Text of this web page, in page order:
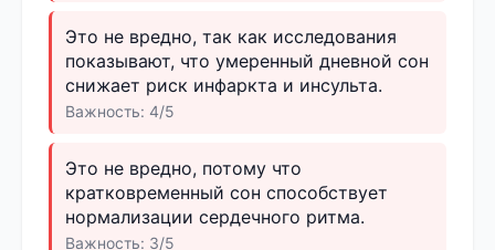
Это не вредно, так как исследования
показывают, что умеренный дневной сон
снижает риск инфаркта и инсульта.
Важность: 4/5
Это не вредно, потому что
кратковременный сон способствует
нормализации сердечного ритма.
Важность: 3/5